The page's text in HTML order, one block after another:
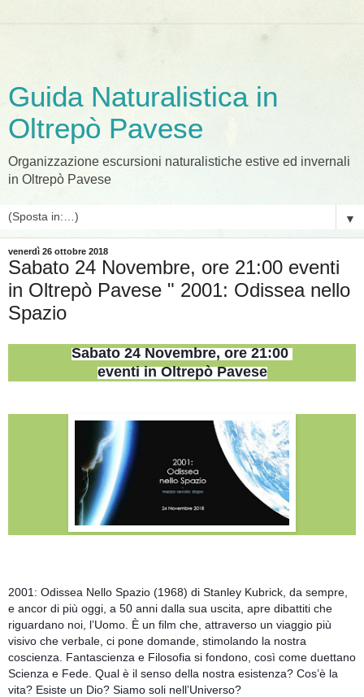
Guida Naturalistica in
Oltrepò Pavese
Organizzazione escursioni naturalistiche estive ed invernali
in Oltrepò Pavese
▼
venerdì 26 ottobre 2018
Sabato 24 Novembre, ore 21:00 eventi
in Oltrepò Pavese " 2001: Odissea nello
Spazio
Sabato 24 Novembre, ore 21:00
eventi in Oltrepò Pavese
2001: Odissea Nello Spazio (1968) di Stanley Kubrick, da sempre,
e ancor di più oggi, a 50 anni dalla sua uscita, apre dibattiti che
riguardano noi, l’Uomo. È un film che, attraverso un viaggio più
visivo che verbale, ci pone domande, stimolando la nostra
coscienza. Fantascienza e Filosofia si fondono, così come duettano
Scienza e Fede. Qual è il senso della nostra esistenza? Cos’è la
vita? Esiste un Dio? Siamo soli nell’Universo?